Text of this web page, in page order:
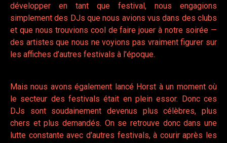
développer en tant que festival, nous engagions
simplement des DJs que nous avions vus dans des clubs
et que nous trouvions cool de faire jouer à notre soirée —
des artistes que nous ne voyions pas vraiment figurer sur
les affiches d’autres festivals à l’époque.
Mais nous avons également lancé Horst à un moment où
le secteur des festivals était en plein essor. Donc ces
DJs sont soudainement devenus plus célèbres, plus
chers et plus demandés. On se retrouve donc dans une
lutte constante avec d’autres festivals, à courir après les